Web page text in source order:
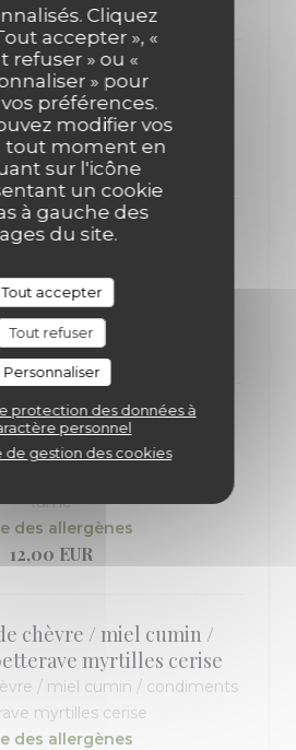
Cliquez
accepter », «
refuser » ou «
» pour
préférences.
modifier vos
tout moment en
sur l'icône
un cookie
à gauche des
du site.
Tout accepter
Tout refuser
Personnaliser
protection des données à
personnel
de gestion des cookies
au crabe
au crabe
des allergènes
12,00 EUR
curry breton/sauce
curry breton/sauce tartare
des allergènes
12,00 EUR
Jambon Serrano /mayo
fumé
fumé
des allergènes
12,00 EUR
chèvre / miel cumin /
myrtilles cerise
/ miel cumin / condiments
myrtilles cerise
des allergènes